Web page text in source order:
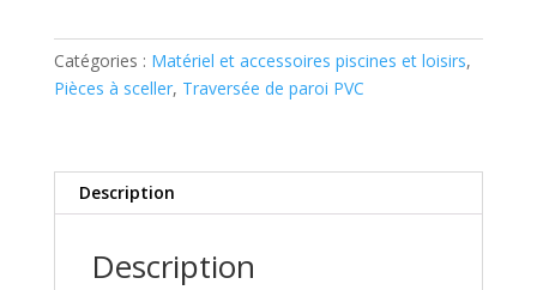
Liner
300
mm
Catégories : Matériel et accessoires piscines et loisirs,
Pièces à sceller, Traversée de paroi PVC
Description
Description